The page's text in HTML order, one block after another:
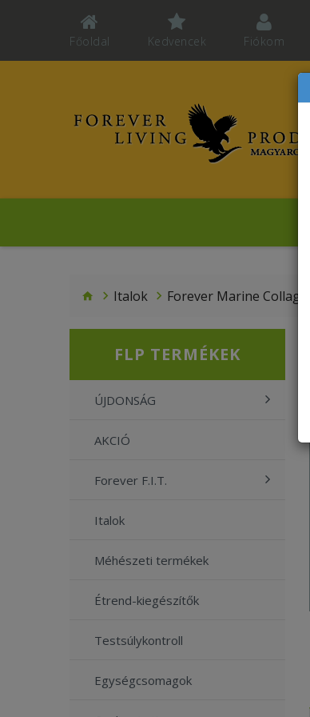
Főoldal Kedvencek Fiókom
Italok Forever Marine Collagen
FLP TERMÉKEK
ÚJDONSÁG
AKCIÓ
Forever F.I.T.
Italok
Méhészeti termékek
Étrend-kiegészítők
Testsúlykontroll
Egységcsomagok